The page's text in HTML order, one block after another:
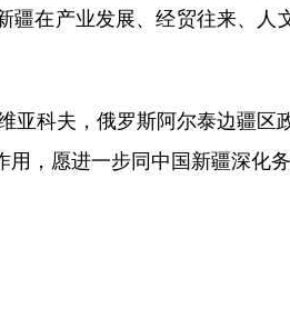
疆在产业发展、经贸往来、
科夫，俄罗斯阿尔泰边疆区
，愿进一步同中国新疆深化